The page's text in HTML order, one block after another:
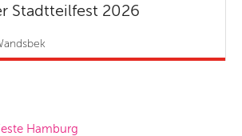
Stadtteilfest 2026
Hamburg